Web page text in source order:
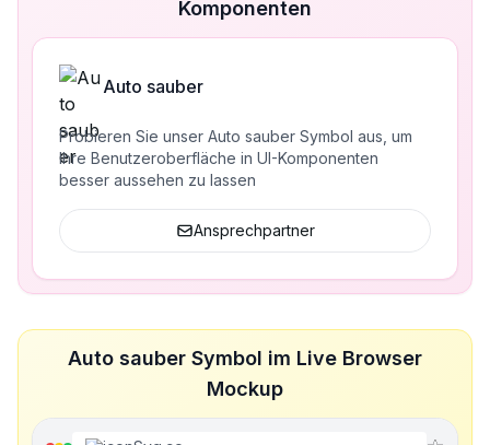
Komponenten
Auto sauber
Probieren Sie unser Auto sauber Symbol aus, um
Ihre Benutzeroberfläche in UI-Komponenten
besser aussehen zu lassen
Ansprechpartner
Auto sauber Symbol im Live Browser
Mockup